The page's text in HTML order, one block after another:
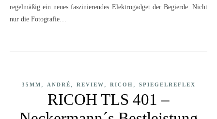
regelmäßig ein neues faszinierendes Elektrogadget der Begierde. Nicht
nur die Fotografie…
35MM , ANDRÉ , REVIEW , RICOH , SPIEGELREFLEX
RICOH TLS 401 –